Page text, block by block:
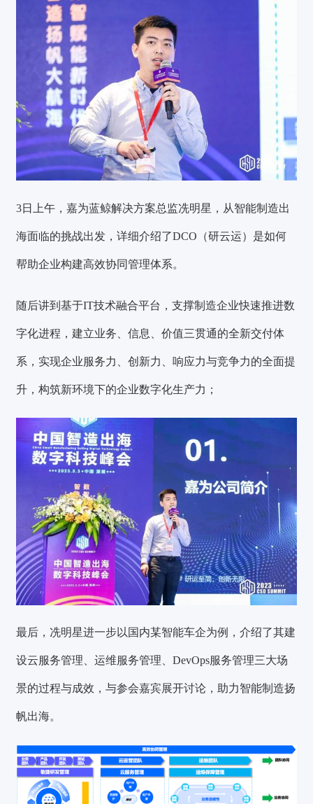
3日上午，嘉为蓝鲸解决方案总监冼明星，从智能制造出
海面临的挑战出发，详细介绍了DCO（研云运）是如何
帮助企业构建高效协同管理体系。
随后讲到基于IT技术融合平台，支撑制造企业快速推进数
字化进程，建立业务、信息、价值三贯通的全新交付体
系，实现企业服务力、创新力、响应力与竞争力的全面提
升，构筑新环境下的企业数字化生产力；
最后，冼明星进一步以国内某智能车企为例，介绍了其建
设云服务管理、运维服务管理、DevOps服务管理三大场
景的过程与成效，与参会嘉宾展开讨论，助力智能制造扬
帆出海。
验证码登录 密码登录